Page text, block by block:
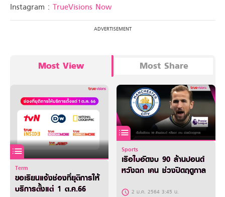
Instagram : TrueVisions Now
Most View Most Share
Term
ขอเรียนแจ้งช่องที่ยุติการให้
บริการตั้งแต่ 1 ต.ค.66
Sports
เรือใบอัดงบ 90 ล้านปอนด์
หวังฉก เคน ช่วงปิดฤดูกาล
2 ม.ค. 2564 3:45 น.